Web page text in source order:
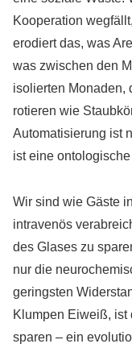
Kooperation
erodiert das, was
was zwischen den
isolierten Monaden,
rotieren wie
Automatisierung ist
ist eine
Wir sind wie Gäste
intravenös
des Glases zu
nur die
geringsten
Klumpen Eiweiß, ist
sparen – ein